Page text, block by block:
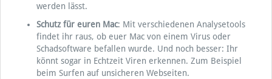
werden lässt.
Schutz für euren Mac: Mit verschiedenen Analysetools
findet ihr raus, ob euer Mac von einem Virus oder
Schadsoftware befallen wurde. Und noch besser: Ihr
könnt sogar in Echtzeit Viren erkennen. Zum Beispiel
beim Surfen auf unsicheren Webseiten.